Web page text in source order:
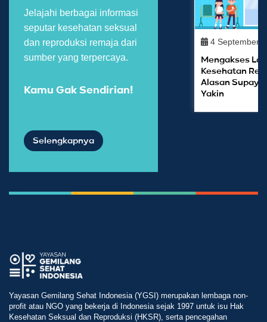
Jelajahi berbagai informasi
seputar kesehatan seksual
dan reproduksi remaja dari
sumber yang terpercaya.
Kamu Gak Sendirian!
Selengkapnya
4 September
Mengakses
Kesehatan
Alasan Supaya
Yakin
Yayasan Gemilang Sehat Indonesia (YGSI) merupakan lembaga non-
profit atau NGO yang bekerja di Indonesia sejak 1997 untuk isu Hak
Kesehatan Seksual dan Reproduksi (HKSR), serta pencegahan